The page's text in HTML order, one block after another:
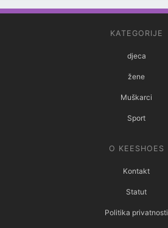
KATEGORIJE
djeca
žene
Muškarci
Sport
O KEESHOES
Kontakt
Statut
Politika privatnosti